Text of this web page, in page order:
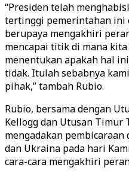
“Presiden telah
tertinggi pemerintahan ini
berupaya mengakhiri
mencapai titik di mana
menentukan apakah hal
tidak. Itulah sebabnya
pihak,” tambah Rubio.
Rubio, bersama dengan
Kellogg dan Utusan Timur
mengadakan
dan Ukraina pada hari
cara-cara mengakhiri